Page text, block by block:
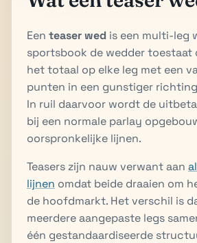
Een teaser wed is een multi-leg
sportsbook de wedder toestaat
het totaal op elke leg met een
punten in een gunstiger
In ruil daarvoor wordt de
bij een normale parlay
oorspronkelijke lijnen.
Teasers zijn nauw verwant aan
lijnen omdat beide draaien om
de hoofdmarkt. Het verschil is
meerdere aangepaste legs
één gestandaardiseerde